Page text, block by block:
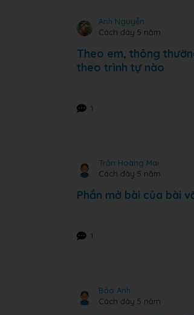
Anh Nguyễn
Cách đây 5 năm
Theo em, thông
theo trình tự nào
1
Trần Hoàng Mai
Cách đây 5 năm
Phần mở bài của bài
1
Bảo Anh
Cách đây 5 năm